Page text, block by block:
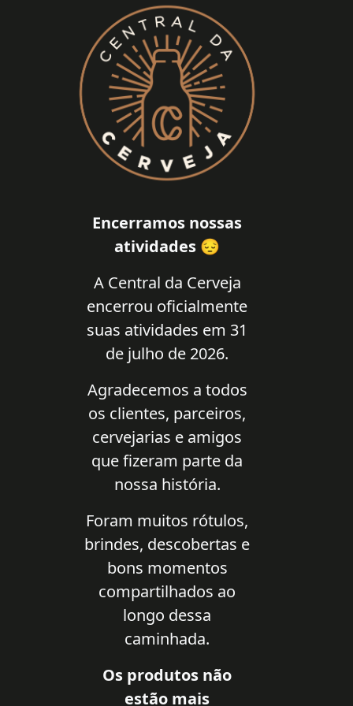
Encerramos nossas
atividades 😔
A Central da Cerveja
encerrou oficialmente
suas atividades em 31
de julho de 2026.
Agradecemos a todos
os clientes, parceiros,
cervejarias e amigos
que fizeram parte da
nossa história.
Foram muitos rótulos,
brindes, descobertas e
bons momentos
compartilhados ao
longo dessa
caminhada.
Os produtos não
estão mais